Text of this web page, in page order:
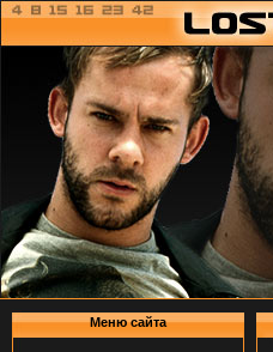
Меню сайта